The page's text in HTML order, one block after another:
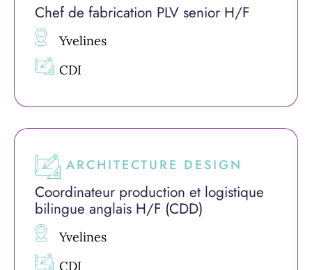
Chef de fabrication PLV senior H/F
Yvelines
CDI
ARCHITECTURE DESIGN
Coordinateur production et logistique
bilingue anglais H/F (CDD)
Yvelines
CDI